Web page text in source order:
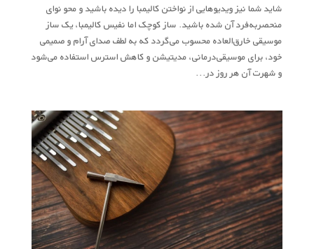
شاید شما نیز ویدیوهایی از نواختن کالیمبا را دیده باشید و محو نوای
منحصربه‌فرد آن شده باشید. ساز کوچک اما نفیس کالیمبا، یک ساز
موسیقی خارق‌العاده محسوب می‌گردد که به لطف صدای آرام و صمیمی
خود، برای موسیقی‌درمانی، مدیتیشن و کاهش استرس استفاده می‌شود
و شهرت آن هر روز در...